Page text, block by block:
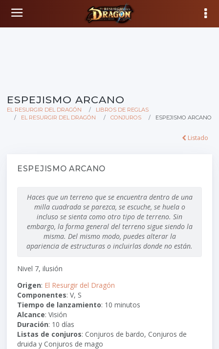
ESPEJISMO ARCANO
EL RESURGIR DEL DRAGÓN
LIBROS DE REGLAS
EL RESURGIR DEL DRAGÓN
CONJUROS ESPEJISMO ARCANO
Listado
ESPEJISMO ARCANO
Haces que un terreno que se encuentra dentro de una
milla cuadrada se parezca, se escuche, se huela o
incluso se sienta como otro tipo de terreno. Sin
embargo, la forma general del terreno sigue siendo la
misma. Del mismo modo, puedes alterar la
apariencia de estructuras o incluirlas donde no están.
Nivel 7, ilusión
Origen: El Resurgir del Dragón
Componentes: V, S
Tiempo de lanzamiento: 10 minutos
Alcance: Visión
Duración: 10 días
Listas de conjuros: Conjuros de bardo, Conjuros de
druida y Conjuros de mago